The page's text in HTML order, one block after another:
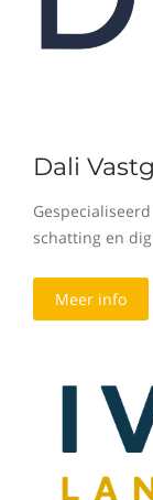
Dali
schatting en
Meer info